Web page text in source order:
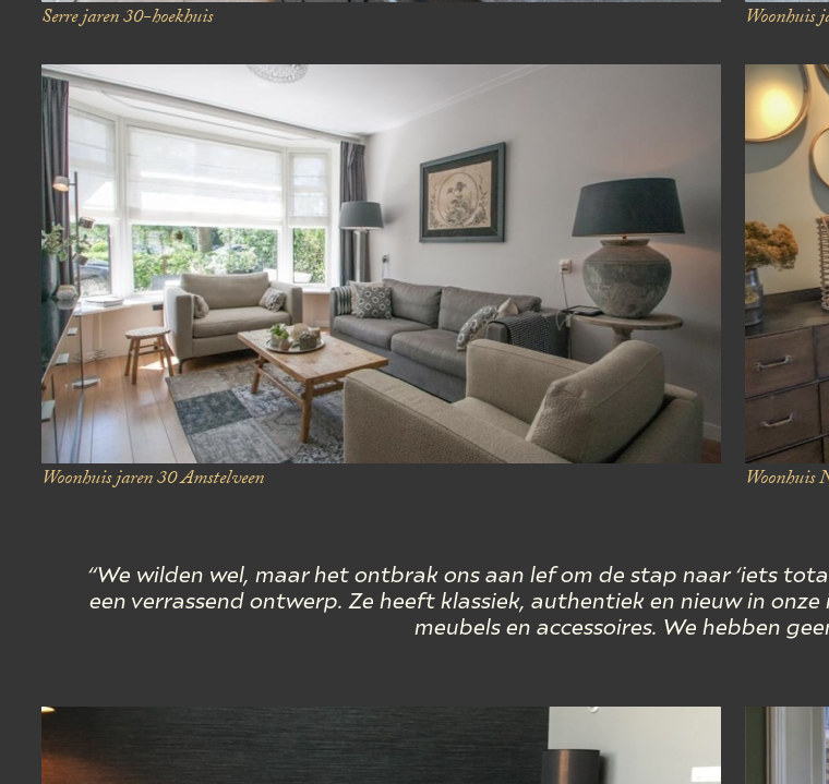
Serrejaren 30-hoekhuis Woonhuis
Woonhuis jaren 30Amstelveen Woonhuis
“We wilden wel, maar het ontbrak ons aan lef om de stap naar ‘iets
een verrassend ontwerp. Ze heeft klassiek, authentiek en nieuw in
meubels en accessoires. We hebben